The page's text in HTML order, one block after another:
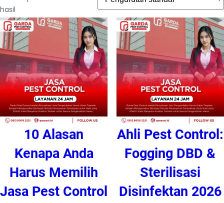
hasil
10 Alasan
Kenapa Anda
Harus Memilih
Jasa Pest Control
Ahli Pest Control:
Fogging DBD &
Sterilisasi
Disinfektan 2026